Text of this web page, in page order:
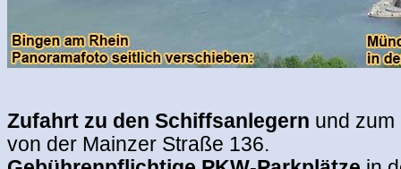
Zufahrt zu den Schiffsanlegern und zum
von der Mainzer Straße 136.